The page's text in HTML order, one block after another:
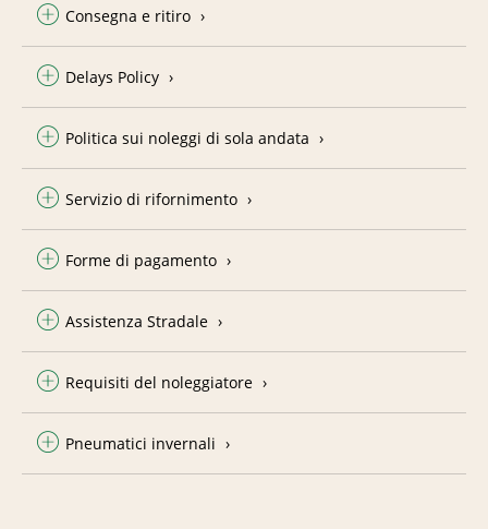
Consegna e ritiro
Delays Policy
Politica sui noleggi di sola andata
Servizio di rifornimento
Forme di pagamento
Assistenza Stradale
Requisiti del noleggiatore
Pneumatici invernali